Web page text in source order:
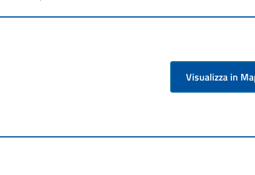
Visualizza in